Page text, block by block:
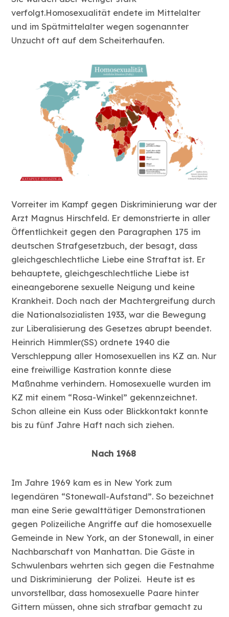
verfolgt.Homosexualität endete im Mittelalter
und im Spätmittelalter wegen sogenannter
Unzucht oft auf dem Scheiterhaufen.
Vorreiter im Kampf gegen Diskriminierung war der
Arzt Magnus Hirschfeld. Er demonstrierte in aller
Öffentlichkeit gegen den Paragraphen 175 im
deutschen Strafgesetzbuch, der besagt, dass
gleichgeschlechtliche Liebe eine Straftat ist. Er
behauptete, gleichgeschlechtliche Liebe ist
eineangeborene sexuelle Neigung und keine
Krankheit. Doch nach der Machtergreifung durch
die Nationalsozialisten 1933, war die Bewegung
zur Liberalisierung des Gesetzes abrupt beendet.
Heinrich Himmler(SS) ordnete 1940 die
Verschleppung aller Homosexuellen ins KZ an. Nur
eine freiwillige Kastration konnte diese
Maßnahme verhindern. Homosexuelle wurden im
KZ mit einem “Rosa-Winkel” gekennzeichnet.
Schon alleine ein Kuss oder Blickkontakt konnte
bis zu fünf Jahre Haft nach sich ziehen.
Nach 1968
Im Jahre 1969 kam es in New York zum
legendären “Stonewall-Aufstand”. So bezeichnet
man eine Serie gewalttätiger Demonstrationen
gegen Polizeiliche Angriffe auf die homosexuelle
Gemeinde in New York, an der Stonewall, in einer
Nachbarschaft von Manhattan. Die Gäste in
Schwulenbars wehrten sich gegen die Festnahme
und Diskriminierung der Polizei. Heute ist es
unvorstellbar, dass homosexuelle Paare hinter
Gittern müssen, ohne sich strafbar gemacht zu